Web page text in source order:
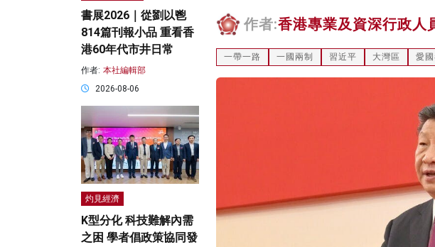
作者:香港專業及資深行政人
一帶一路 一國兩制 習近平 大灣區 愛
書展2026｜從劉以鬯
814篇刊報小品 重看香
港60年代市井日常
作者: 本社編輯部
2026-08-06
灼見經濟
K型分化 科技難解內需
之困 學者倡政策協同發